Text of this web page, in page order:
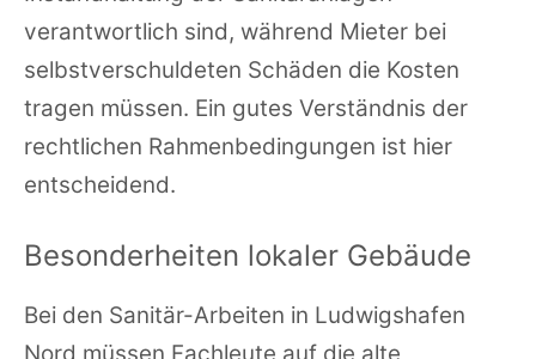
verantwortlich sind, während Mieter bei
selbstverschuldeten Schäden die Kosten
tragen müssen. Ein gutes Verständnis der
rechtlichen Rahmenbedingungen ist hier
entscheidend.
Besonderheiten lokaler Gebäude
Bei den Sanitär-Arbeiten in Ludwigshafen
Nord müssen Fachleute auf die alte